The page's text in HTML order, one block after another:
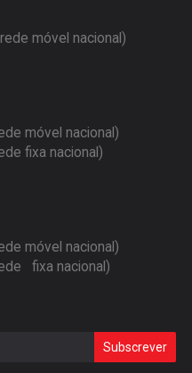
móvel nacional)
móvel nacional)
fixa nacional)
móvel nacional)
fixa nacional)
Subscrever